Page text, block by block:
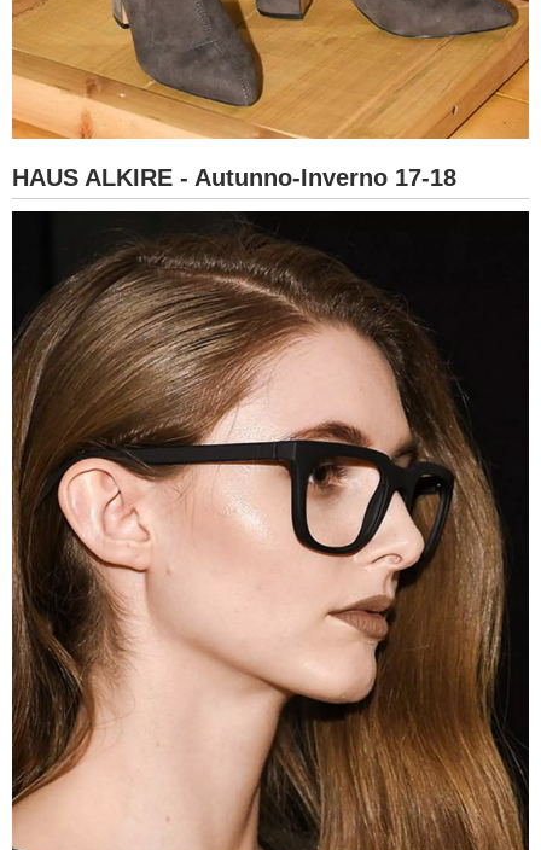
HAUS ALKIRE - Autunno-Inverno 17-18